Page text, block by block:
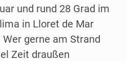
und rund 28 Grad im
in Lloret de Mar
gerne am Strand
Zeit draußen